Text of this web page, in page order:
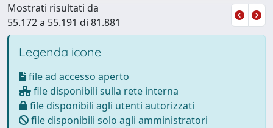
Mostrati risultati da
55.172 a 55.191 di 81.881
Legenda icone
file ad accesso aperto
file disponibili sulla rete interna
file disponibili agli utenti autorizzati
file disponibili solo agli amministratori